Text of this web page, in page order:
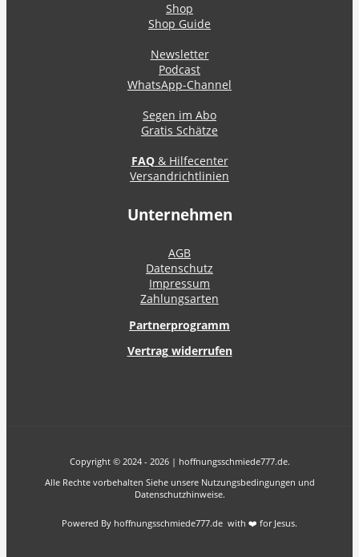
Shop
Shop Guide
Newsletter
Podcast
WhatsApp-Channel
Segen im Abo
Gratis Schätze
FAQ& Hilfecenter
Versandrichtlinien
Unternehmen
AGB
Datenschutz
Impressum
Zahlungsarten
Partnerprogramm
Vertrag widerrufen
Copyright © 2024 - 2026 | hoffnungsschmiede777.de.
Alle Rechte vorbehalten Siehe unsere Nutzungsbedingungen und
Datenschutzhinweise.
Powered By hoffnungsschmiede777.de with ❤️ for Jesus.